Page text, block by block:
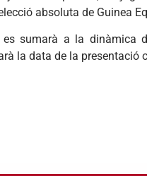
absoluta de Guinea
sumarà a la dinàmica
la data de la presentació